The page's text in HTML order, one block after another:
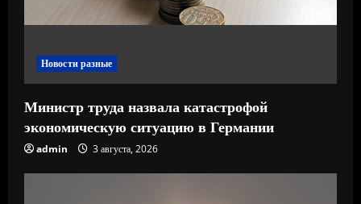
и
Новости разные
Министр труда назвала катастрофой
экономическую ситуацию в Германии
admin 3 августа, 2026